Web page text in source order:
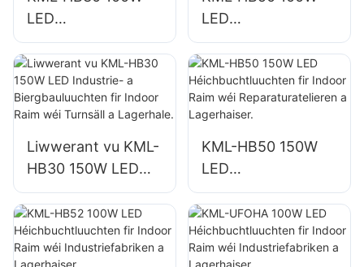
LED
Héichbuchtluuchte
n fir d'Beliichtung
vun Indoor Raim a
Fabriken,
LED
Héichbuchtluuchte
n fir d'Beliichtung
vun Indoor Raim a
Fabriken,
Liwwerant vu KML-
HB30 150W LED
Industrie- a
Biergbauluuchten
fir Indoor Raim wéi
Turnsäll a
KML-HB50 150W
LED
Héichbuchtluuchte
n fir Indoor Raim
wéi
Reparaturatelieren